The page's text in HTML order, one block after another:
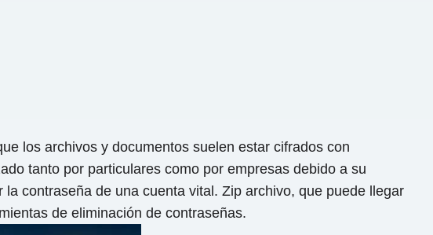
los archivos y documentos suelen estar cifrados con
tanto por particulares como por empresas debido a su
contraseña de una cuenta vital. Zip archivo, que puede llegar
de eliminación de contraseñas.